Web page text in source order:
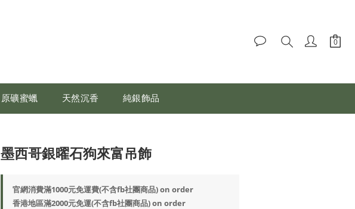
原礦蜜蠟 天然沉香 純銀飾品
墨西哥銀曜石狗來富吊飾
官網消費滿1000元免運費(不含fb社團商品) on order
香港地區滿2000元免運(不含fb社團商品) on order